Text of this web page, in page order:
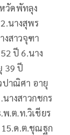
วัดพัทลุง
นางสุพร
งสาวจุฑา
ปี 6.นาง
39 ปี
ปาณิศา อายุ
างสาวกชกร
พ.ต.ท.วิเชียร
15.ด.ต.ชุณฐก